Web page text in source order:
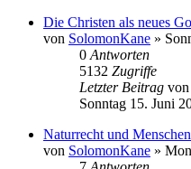
Die Christen als neues
von SolomonKane »
0 Antworten
5132 Zugriffe
Letzter Beitrag von
Sonntag 15. Juni
Naturrecht und
von SolomonKane »